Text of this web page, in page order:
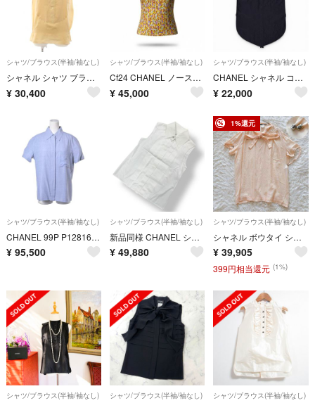
シャツ/ブラウス(半袖/袖なし)
シャネル シャツ ブラウス ノースリーブ 絹 シルク 34 ベージュ
¥ 30,400
シャツ/ブラウス(半袖/袖なし)
Cf24 CHANEL ノースリーブカットソー シルクブラウス 総柄 38サイズ マルチカラー シルク100％ レディース 女性用ta2
¥ 45,000
シャツ/ブラウス(半袖/袖なし)
CHANEL シャネル ココマーク ノースリーブ シャツ ブラウス 38
¥ 22,000
シャツ/ブラウス(半袖/袖なし)
CHANEL 99P P12816V07328 ココマーク 刺繍 レーヨン 半袖 シャツ
¥ 95,500
シャツ/ブラウス(半袖/袖なし)
新品同様 CHANEL シャネル トップス ピンタック フロント ノースリーブ シャツ ブラウス ホワイト サイズ36 コットン
¥ 49,880
1%還元
シャツ/ブラウス(半袖/袖なし)
シャネル ボウタイ シアーブラウス ピーチベージュ CCロゴ金具 ココマーク
¥ 39,905
399円相当還元 (1%)
シャツ/ブラウス(半袖/袖なし) シャツ/ブラウス(半袖/袖なし) シャツ/ブラウス(半袖/袖なし)